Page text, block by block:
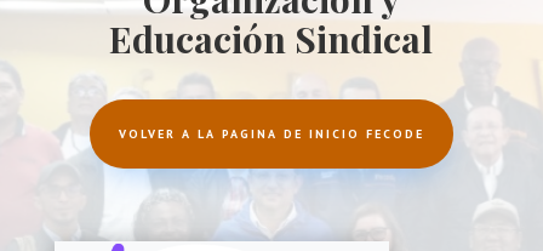
Educación Sindical
VOLVER A LA PAGINA DE INICIO FECODE